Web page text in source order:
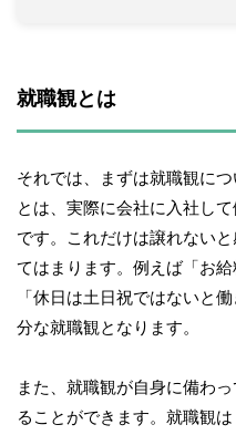
就職観とは
それでは、まずは就職観に
とは、実際に会社に入社し
です。これだけは譲れない
てはまります。例えば「お
「休日は土日祝ではないと
分な就職観となります。
また、就職観が自身に備わ
ることができます。就職観